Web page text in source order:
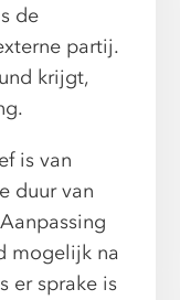
de
partij.
krijgt,
is van
duur van
mogelijk na
er sprake is